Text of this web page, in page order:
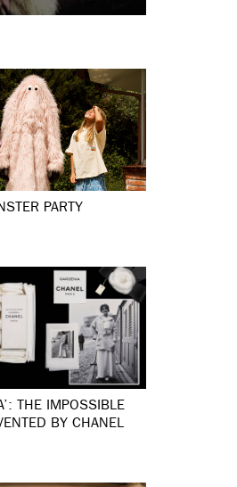
PARTY
THE IMPOSSIBLE
BY CHANEL